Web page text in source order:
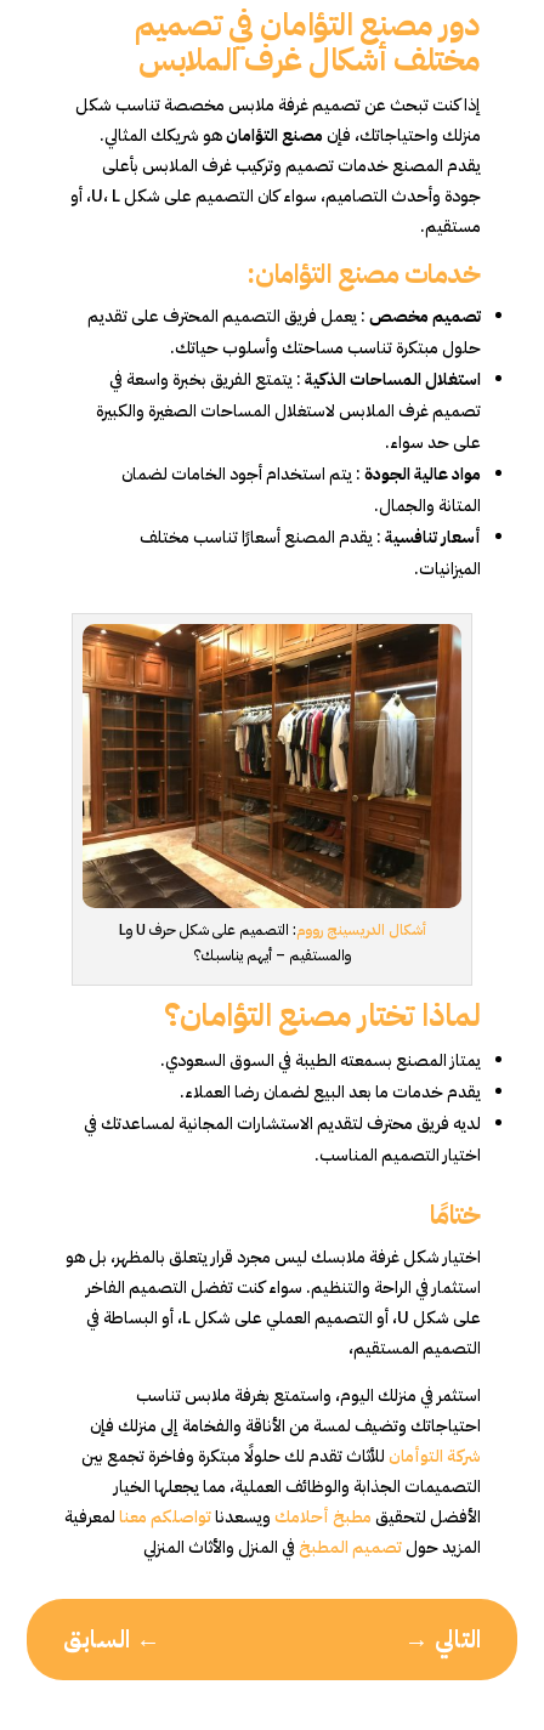
دور مصنع التؤامان في تصميم
مختلف أشكال غرف الملابس
إذا كنت تبحث عن تصميم غرفة ملابس مخصصة تناسب شكل
منزلك واحتياجاتك، فإنمصنع التؤامانهو شريكك المثالي.
يقدم المصنع خدمات تصميم وتركيب غرف الملابس بأعلى
جودة وأحدث التصاميم، سواء كان التصميم على شكل U، L، أو
مستقيم.
خدمات مصنع التؤامان:
تصميم مخصص: يعمل فريق التصميم المحترف على تقديم
حلول مبتكرة تناسب مساحتك وأسلوب حياتك.
استغلال المساحات الذكية: يتمتع الفريق بخبرة واسعة في
تصميم غرف الملابس لاستغلال المساحات الصغيرة والكبيرة
على حد سواء.
مواد عالية الجودة: يتم استخدام أجود الخامات لضمان
المتانة والجمال.
أسعار تنافسية: يقدم المصنع أسعارًا تناسب مختلف
الميزانيات.
أشكال الدريسينج رووم
: التصميم على شكل حرف U وL
والمستقيم – أيهم يناسبك؟
لماذا تختار مصنع التؤامان؟
يمتاز المصنع بسمعته الطيبة في السوق السعودي.
يقدم خدمات ما بعد البيع لضمان رضا العملاء.
لديه فريق محترف لتقديم الاستشارات المجانية لمساعدتك في
اختيار التصميم المناسب.
ختامًا
اختيار شكل غرفة ملابسك ليس مجرد قرار يتعلق بالمظهر، بل هو
استثمار في الراحة والتنظيم. سواء كنت تفضل التصميم الفاخر
على شكل U، أو التصميم العملي على شكل L، أو البساطة في
التصميم المستقيم،
استثمر في منزلك اليوم، واستمتع بغرفة ملابس تناسب
احتياجاتك وتضيف لمسة من الأناقة والفخامة إلى منزلك فإن
شركة التوأمانللأثاث تقدم لك حلولًا مبتكرة وفاخرة تجمع بين
التصميمات الجذابة والوظائف العملية، مما يجعلها الخيار
الأفضل لتحقيقمطبخ أحلامكويسعدناتواصلكم معنالمعرفية
المزيد حولتصميم المطبخفي المنزل والأثاث المنزلي
← السابق التالي →